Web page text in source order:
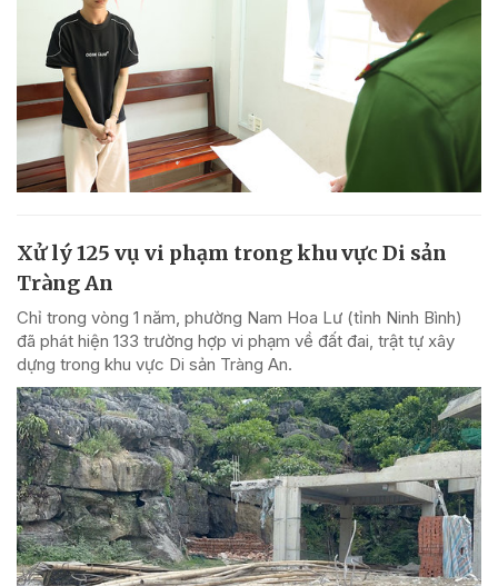
Xử lý 125 vụ vi phạm trong khu vực Di sản
Tràng An
Chỉ trong vòng 1 năm, phường Nam Hoa Lư (tỉnh Ninh Bình)
đã phát hiện 133 trường hợp vi phạm về đất đai, trật tự xây
dựng trong khu vực Di sản Tràng An.